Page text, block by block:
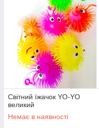
Світний їжачок YO-YO
великий
Немає в наявності